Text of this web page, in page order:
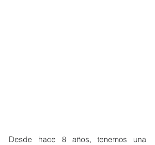
Desde hace 8 años, tenemos una